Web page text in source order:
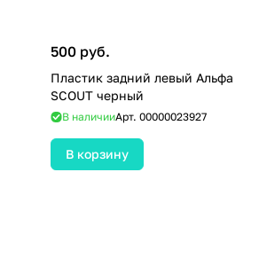
500 руб.
Пластик задний левый Альфа
SCOUT черный
В наличииАрт. 00000023927
В корзину